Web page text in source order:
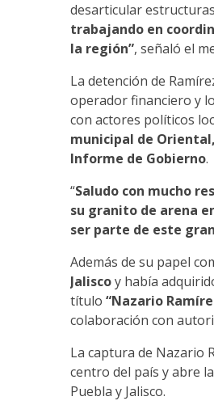
desarticular
trabajando en
la región”, señaló el
La detención de
operador financiero y
con actores políticos
municipal de
Informe de Gobierno.
“Saludo con mucho
su granito de arena
ser parte de este
Además de su papel
Jaliscoy había
título “Nazario
colaboración con
La captura de Nazario
centro del país y abre
Puebla y Jalisco.